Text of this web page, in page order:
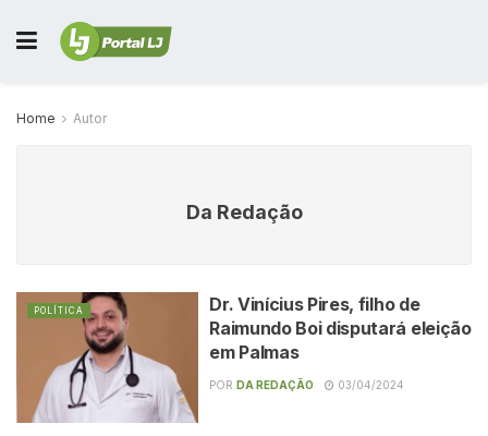
Home Autor
Da Redação
POLÍTICA
Dr. Vinícius Pires, filho de
Raimundo Boi disputará eleição
em Palmas
POR DA REDAÇÃO 03/04/2024